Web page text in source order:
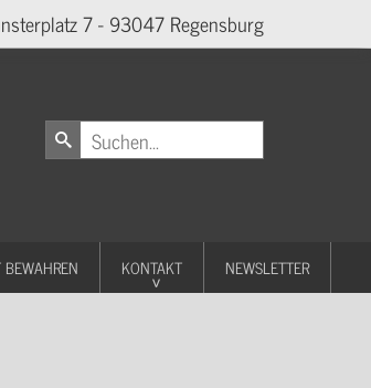
7 - 93047 Regensburg
KONTAKT NEWSLETTER